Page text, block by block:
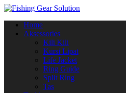
alihan
Home
Aksessories
Kili Kili
Kursi Lipat
Life Jacket
Ring Guide
Split Ring
Tas